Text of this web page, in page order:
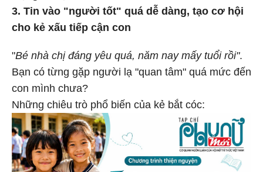
3. Tin vào "người tốt" quá dễ dàng, tạo cơ hội
cho kẻ xấu tiếp cận con
"Bé nhà chị đáng yêu quá, năm nay mấy tuổi rồi".
Bạn có từng gặp người lạ "quan tâm" quá mức đến
con mình chưa?
Những chiêu trò phổ biến của kẻ bắt cóc: